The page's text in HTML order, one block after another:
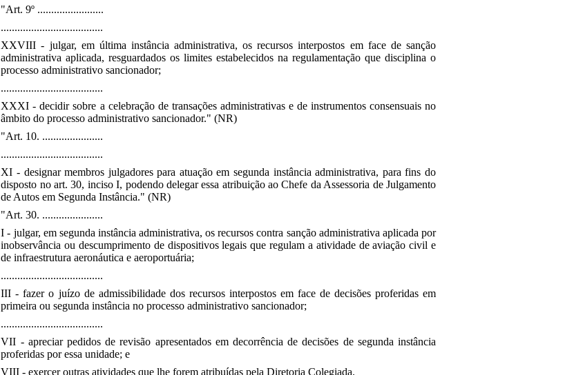
"Art. 9º ........................
.....................................
XXVIII - julgar, em última instância administrativa, os recursos interpostos em face de sanção
administrativa aplicada, resguardados os limites estabelecidos na regulamentação que disciplina o
processo administrativo sancionador;
.....................................
XXXI - decidir sobre a celebração de transações administrativas e de instrumentos consensuais no
âmbito do processo administrativo sancionador." (NR)
"Art. 10. ......................
.....................................
XI - designar membros julgadores para atuação em segunda instância administrativa, para fins do
disposto no art. 30, inciso I, podendo delegar essa atribuição ao Chefe da Assessoria de Julgamento
de Autos em Segunda Instância." (NR)
"Art. 30. ......................
I - julgar, em segunda instância administrativa, os recursos contra sanção administrativa aplicada por
inobservância ou descumprimento de dispositivos legais que regulam a atividade de aviação civil e
de infraestrutura aeronáutica e aeroportuária;
.....................................
III - fazer o juízo de admissibilidade dos recursos interpostos em face de decisões proferidas em
primeira ou segunda instância no processo administrativo sancionador;
.....................................
VII - apreciar pedidos de revisão apresentados em decorrência de decisões de segunda instância
proferidas por essa unidade; e
VIII - exercer outras atividades que lhe forem atribuídas pela Diretoria Colegiada.